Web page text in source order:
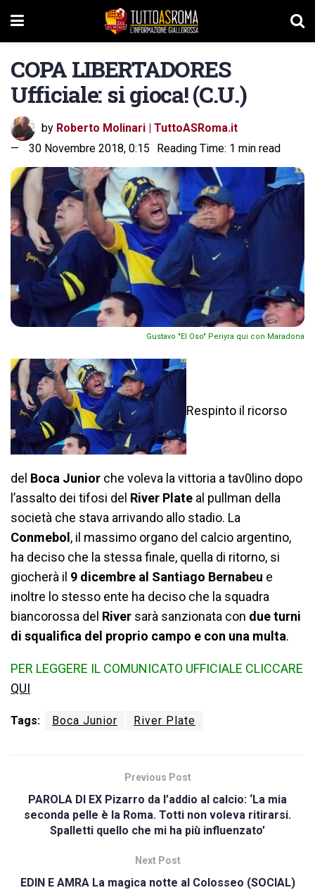
COPA LIBERTADORES
Ufficiale: si gioca! (C.U.)
by Roberto Molinari | TuttoASRoma.it
30 Novembre 2018, 0:15
Reading Time: 1 min read
Gustavo "El Oso" Periyra qui con Maradona
Respinto il ricorso
del Boca Junior che voleva la vittoria a tav0lino dopo
l’assalto dei tifosi del River Plate al pullman della
società che stava arrivando allo stadio. La
Conmebol, il massimo organo del calcio argentino,
ha deciso che la stessa finale, quella di ritorno, si
giocherà il 9 dicembre al Santiago Bernabeu e
inoltre lo stesso ente ha deciso che la squadra
biancorossa del River sarà sanzionata con due turni
di squalifica del proprio campo e con una multa.
PER LEGGERE IL COMUNICATO UFFICIALE CLICCARE
QUI
Tags: Boca Junior River Plate
Previous Post
PAROLA DI EX Pizarro da l’addio al calcio: ‘La mia
seconda pelle è la Roma. Totti non voleva ritirarsi.
Spalletti quello che mi ha più influenzato’
Next Post
EDIN E AMRA La magica notte al Colosseo (SOCIAL)